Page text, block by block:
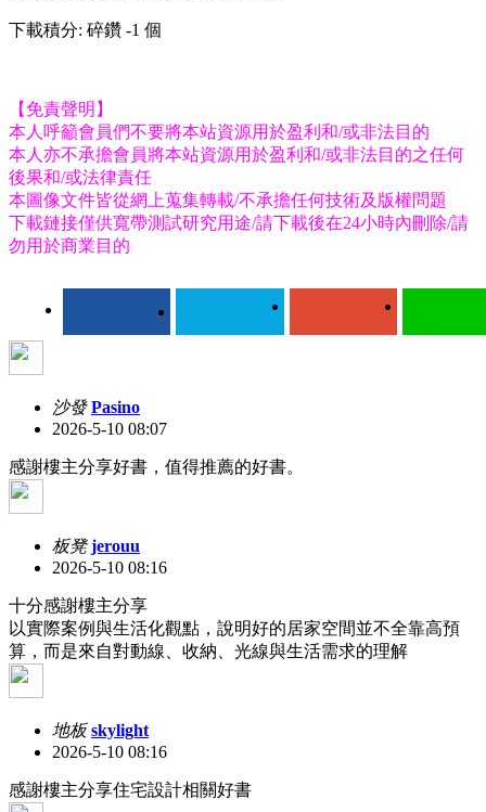
下載積分: 碎鑽 -1 個
【免責聲明】
本人呼籲會員們不要將本站資源用於盈利和/或非法目的
本人亦不承擔會員將本站資源用於盈利和/或非法目的之任何
後果和/或法律責任
本圖像文件皆從網上蒐集轉載/不承擔任何技術及版權問題
下載鏈接僅供寬帶測試研究用途/請下載後在24小時內刪除/請
勿用於商業目的
沙發 Pasino
2026-5-10 08:07
感謝樓主分享好書，值得推薦的好書。
板凳 jerouu
2026-5-10 08:16
十分感謝樓主分享
以實際案例與生活化觀點，說明好的居家空間並不全靠高預
算，而是來自對動線、收納、光線與生活需求的理解
地板 skylight
2026-5-10 08:16
感謝樓主分享住宅設計相關好書